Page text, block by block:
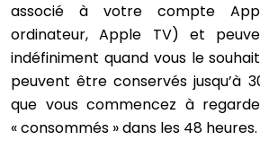
associé à votre compte
ordinateur, Apple TV) et
indéfiniment quand vous le
peuvent être conservés jusqu’à
que vous commencez à
« consommés » dans les 48 heures.